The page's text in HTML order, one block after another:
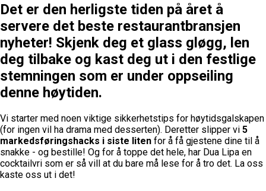
Det er den herligste tiden på året å
servere det beste restaurantbransjen
nyheter! Skjenk deg et glass gløgg, len
deg tilbake og kast deg ut i den festlige
stemningen som er under oppseiling
denne høytiden.
Vi starter med noen viktige sikkerhetstips for høytidsgalskapen
(for ingen vil ha drama med desserten). Deretter slipper vi 5
markedsføringshacks i siste liten for å få gjestene dine til å
snakke - og bestille! Og for å toppe det hele, har Dua Lipa en
cocktailvri som er så vill at du bare må lese for å tro det. La oss
kaste oss ut i det!